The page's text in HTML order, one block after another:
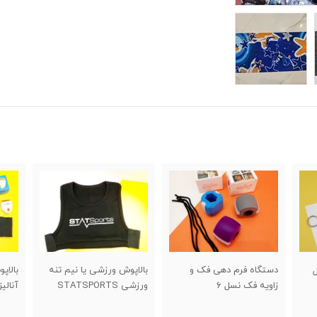
بالاپوش ورزشی یا نیم تنه
ورزشی STATSPORTS
بالاپوش ورزشی با گجت
آنالیزور چهار کاره maraton